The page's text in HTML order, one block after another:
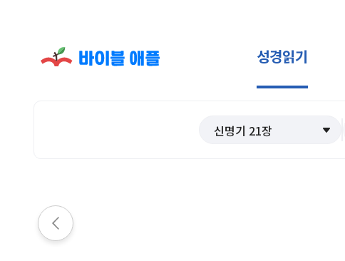
성경읽기
신명기 21장